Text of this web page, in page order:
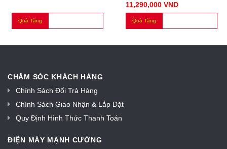
Quà Tặng
11,290,000 VND
Quà Tặng
CHĂM SÓC KHÁCH HÀNG
Chính Sách Đổi Trả Hàng
Chính Sách Giao Nhận & Lắp Đặt
Quy Định Hình Thức Thanh Toán
ĐIỆN MÁY MẠNH CƯỜNG